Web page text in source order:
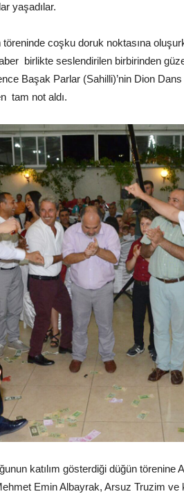
yaşadılar.
coşku doruk noktasına
birlikte seslendirilen birbirinden
Başak Parlar (Sahilli)’nin Dion
tam not aldı.
katılım gösterdiği düğün törenine
Emin Albayrak, Arsuz Truzim ve